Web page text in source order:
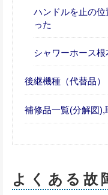
ハンドルを止の
った
シャワーホース
後継機種（代替品）
補修品一覧(分解図
よくある故